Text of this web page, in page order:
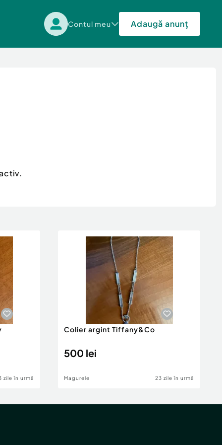
Contul meu Adaugă anunț
zile în urmă
Colier argint Tiffany&Co
500 lei
Magurele 23 zile în urmă